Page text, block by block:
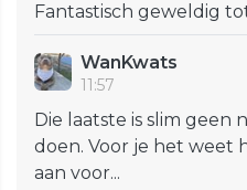
Fantastisch geweldig
WanKwats
11:57
Die laatste is slim
doen. Voor je het weet
aan voor...